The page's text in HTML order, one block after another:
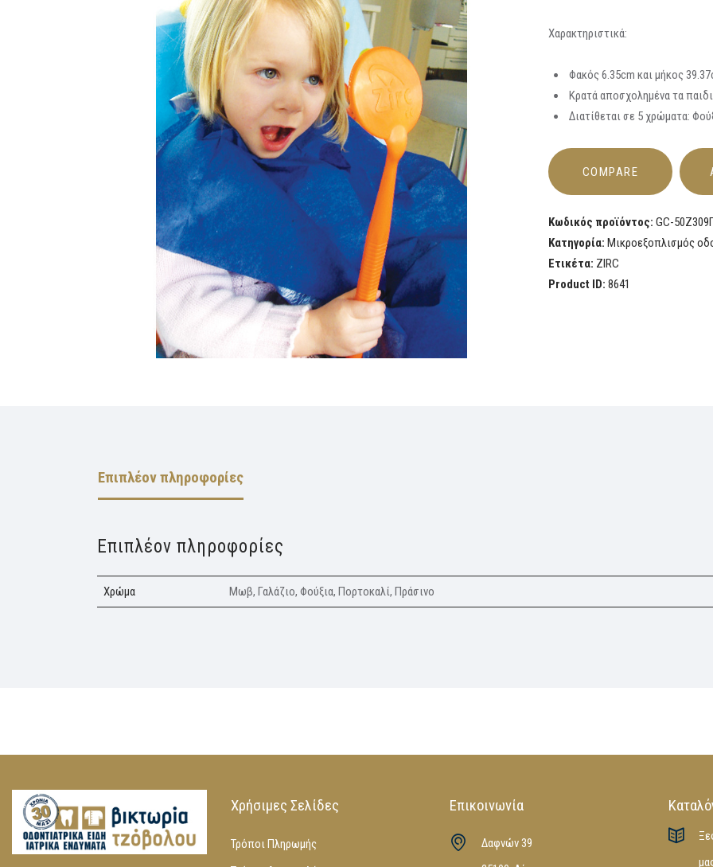
Χαρακτηριστικά:
Φακός 6.35cm και μήκος
Κρατά αποσχολημένα τα
Διατίθεται σε 5 χρώματα:
COMPARE
Κωδικός προϊόντος:GC-
Κατηγορία:Μικροεξοπλισμός
Ετικέτα: ZIRC
Product ID:8641
Επιπλέον πληροφορίες
Επιπλέον πληροφορίες
Χρώμα Μωβ, Γαλάζιο, Φούξια, Πορτοκαλί, Πράσινο
Χρήσιμες Σελίδες
Τρόποι Πληρωμής
Επικοινωνία
Δαφνών 39